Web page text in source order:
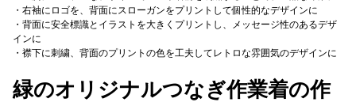
・右袖にロゴを、背面にスローガンをプリントして個性的なデザインに
・背面に安全標識とイラストを大きくプリントし、メッセージ性のあるデザ
インに
・襟下に刺繍、背面のプリントの色を工夫してレトロな雰囲気のデザインに
緑のオリジナルつなぎ作業着の作